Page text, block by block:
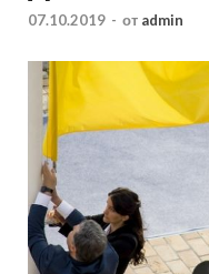
07.10.2019 - от admin